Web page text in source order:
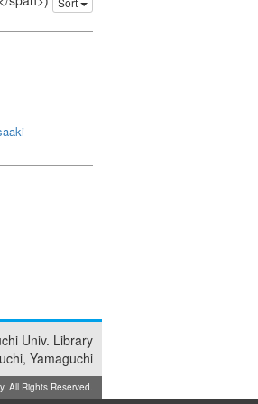
Univ. Library
Yamaguchi
All Rights Reserved.